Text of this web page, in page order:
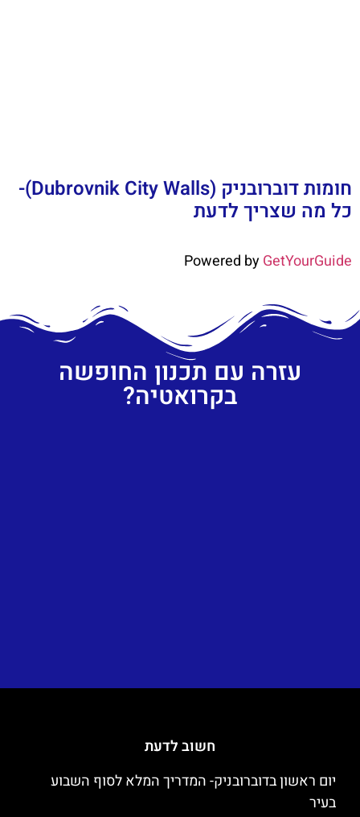
חומות דוברובניק (Dubrovnik City Walls)-
כל מה שצריך לדעת
Powered byGetYourGuide
עזרה עם תכנון החופשה
בקרואטיה?
חשוב לדעת
יום ראשון בדוברובניק- המדריך המלא לסוף השבוע
בעיר